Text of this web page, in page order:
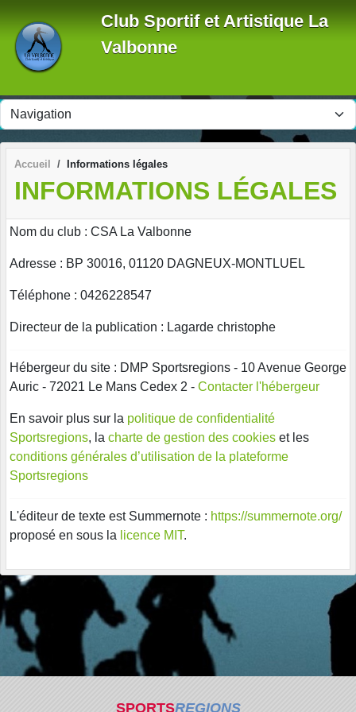
Club Sportif et Artistique La
Valbonne
Accueil Informations légales
INFORMATIONS LÉGALES
Nom du club : CSA La Valbonne
Adresse : BP 30016, 01120 DAGNEUX-MONTLUEL
Téléphone : 0426228547
Directeur de la publication : Lagarde christophe
Hébergeur du site : DMP Sportsregions - 10 Avenue George
Auric - 72021 Le Mans Cedex 2 - Contacter l'hébergeur
En savoir plus sur la politique de confidentialité
Sportsregions, la charte de gestion des cookies et les
conditions générales d’utilisation de la plateforme
Sportsregions
L'éditeur de texte est Summernote : https://summernote.org/
proposé en sous la licence MIT.
SPORTSREGIONS